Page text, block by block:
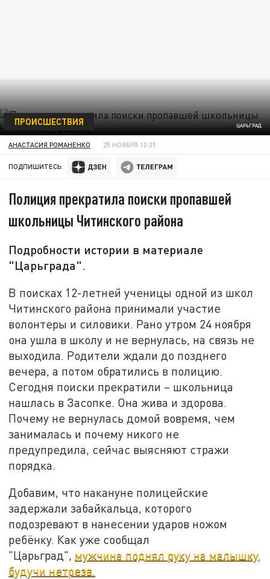
ЦАРЬГРАД
ПРОИСШЕСТВИЯ
АНАСТАСИЯ РОМАНЕНКО 25 НОЯБРЯ 10:35
ПОДПИШИТЕСЬ:
Полиция прекратила поиски пропавшей
школьницы Читинского района
Подробности истории в материале
"Царьграда".
В поисках 12-летней ученицы одной из школ
Читинского района принимали участие
волонтеры и силовики. Рано утром 24 ноября
она ушла в школу и не вернулась, на связь не
выходила. Родители ждали до позднего
вечера, а потом обратились в полицию.
Сегодня поиски прекратили – школьница
нашлась в Засопке. Она жива и здорова.
Почему не вернулась домой вовремя, чем
занималась и почему никого не
предупредила, сейчас выясняют стражи
порядка.
Добавим, что накануне полицейские
задержали забайкальца, которого
подозревают в нанесении ударов ножом
ребёнку. Как уже сообщал
"Царьград", мужчина поднял руку на малышку,
будучи нетрезв.